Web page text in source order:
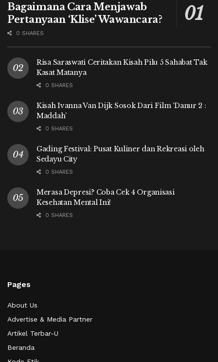
Bagaimana Cara Menjawab
Pertanyaan ‘Klise’ Wawancara?
0 SHARES
Risa Saraswati Ceritakan Kisah Pilu 5 Sahabat Tak
Kasat Matanya
0 SHARES
Kisah Ivanna Van Dijk Sosok Dari Film ‘Danur 2 :
Maddah’
0 SHARES
Gading Festival: Pusat Kuliner dan Rekreasi oleh
Sedayu City
0 SHARES
Merasa Depresi? Coba Cek 4 Organisasi
Kesehatan Mental Ini!
0 SHARES
Pages
About Us
Advertise & Media Partner
Artikel Terbar-U
Beranda